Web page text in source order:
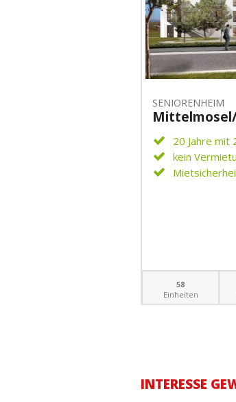
SENIORENHEIM
20 Jahre mit
kein
58
Einheiten
INTERESSE